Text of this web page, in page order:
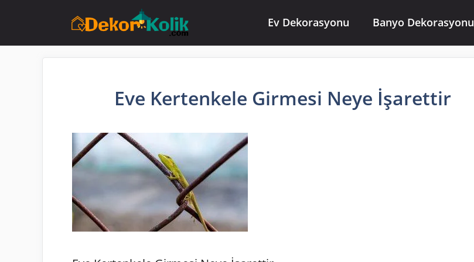
Ev Dekorasyonu Banyo Dekorasyonu
Eve Kertenkele Girmesi Neye İşarettir